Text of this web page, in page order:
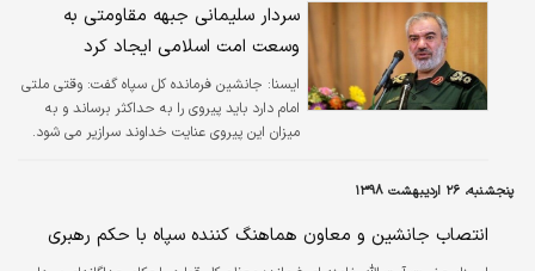
سردار سلیمانی جبهه مقاومتی به
وسعت امت اسلامی ایجاد کرد
ایسنا: جانشین فرمانده کل سپاه گفت: وقتی ملتی
امام دارد باید پیروی را به حداکثر برساند و به
میزان این پیروی عنایت خداوند سرازیر می شود.
پنجشنبه، ۲۶ اردیبهشت ۱۳۹۸
انتصاب جانشین و معاون هماهنگ کننده سپاه با حکم رهبری